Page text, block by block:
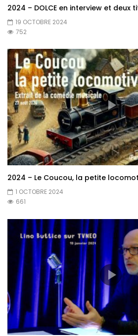
2024 – DOLCE en interview et deux
19 OCTOBRE 2024
752
2024 – Le Coucou, la petite
1 OCTOBRE 2024
661